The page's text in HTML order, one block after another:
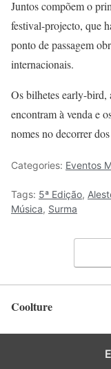
Juntos compõem o
festival-projecto, que
ponto de passagem
internacionais.
Os bilhetes early-bird,
encontram à venda e
nomes no decorrer
Categories: Eventos
Tags: 5ª Edição,
Música, Surma
Coolture